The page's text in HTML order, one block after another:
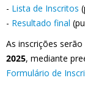
- Lista de Inscritos
- Resultado final
As inscrições
2025, mediante
Formulário de